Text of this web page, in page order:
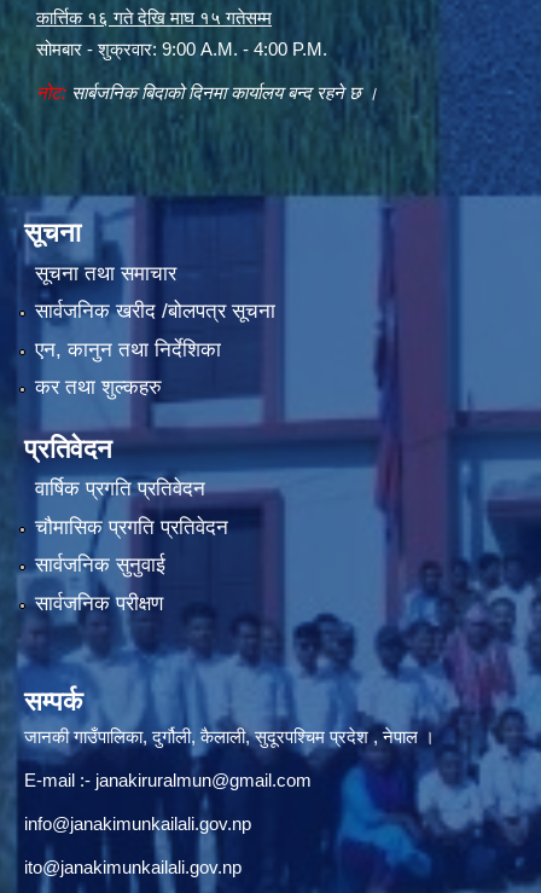
कार्त्तिक १६ गते देखि माघ १५ गतेसम्म
सोमबार - शुक्रवार: 9:00 A.M. - 4:00 P.M.
नोट: सार्बजनिक बिदाको दिनमा कार्यालय बन्द रहने छ ।
सूचना
सूचना तथा समाचार
सार्वजनिक खरीद /बोलपत्र सूचना
एन, कानुन तथा निर्देशिका
कर तथा शुल्कहरु
प्रतिवेदन
वार्षिक प्रगति प्रतिवेदन
चौमासिक प्रगति प्रतिवेदन
सार्वजनिक सुनुवाई
सार्वजनिक परीक्षण
सम्पर्क
जानकी गाउँपालिका, दुर्गौली, कैलाली, सुदूरपश्चिम प्रदेश , नेपाल ।
E-mail :- janakiruralmun@gmail.com
info@janakimunkailali.gov.np
ito@janakimunkailali.gov.np